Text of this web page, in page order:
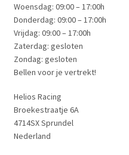
Woensdag: 09:00 – 17:00h
Donderdag: 09:00 – 17:00h
Vrijdag: 09:00 – 17:00h
Zaterdag: gesloten
Zondag: gesloten
Bellen voor je vertrekt!
Helios Racing
Broekestraatje 6A
4714SX Sprundel
Nederland